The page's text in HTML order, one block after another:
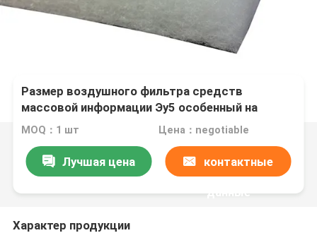
Размер воздушного фильтра средств
массовой информации Эу5 особенный на
будочка 2м кс 21м брызг/картины
MOQ：1 шт Цена：negotiable
Лучшая цена контактные
данные
Характер продукции